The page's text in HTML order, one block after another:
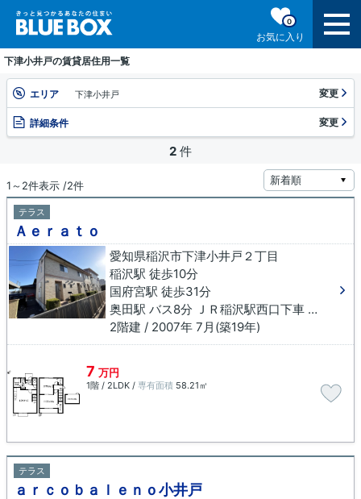
お気に入り
0
下津小井戸の賃貸居住用一覧
エリア 下津小井戸 変更
詳細条件 変更
2 件
1～2件表示 /2件
テラス
Ａｅｒａｔｏ
愛知県稲沢市下津小井戸２丁目
稲沢駅 徒歩10分
国府宮駅 徒歩31分
奥田駅 バス8分 ＪＲ稲沢駅西口下車 徒歩15分
2階建 / 2007年 7月(築19年)
7 万円
1階 / 2LDK / 専有面積 58.21㎡
テラス
ａｒｃｏｂａｌｅｎｏ小井戸